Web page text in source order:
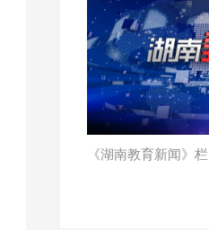
《湖南教育新闻》